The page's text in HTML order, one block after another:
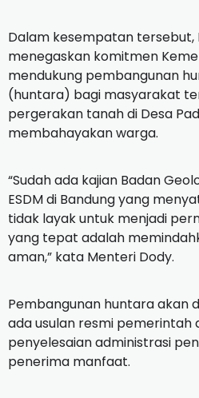
Dalam kesempatan tersebut,
menegaskan komitmen
mendukung pembangunan
(huntara) bagi masyarakat
pergerakan tanah di Desa
membahayakan warga.
“Sudah ada kajian Badan
ESDM di Bandung yang
tidak layak untuk menjadi
yang tepat adalah
aman,” kata Menteri Dody.
Pembangunan huntara akan
ada usulan resmi pemerintah
penyelesaian administrasi
penerima manfaat.